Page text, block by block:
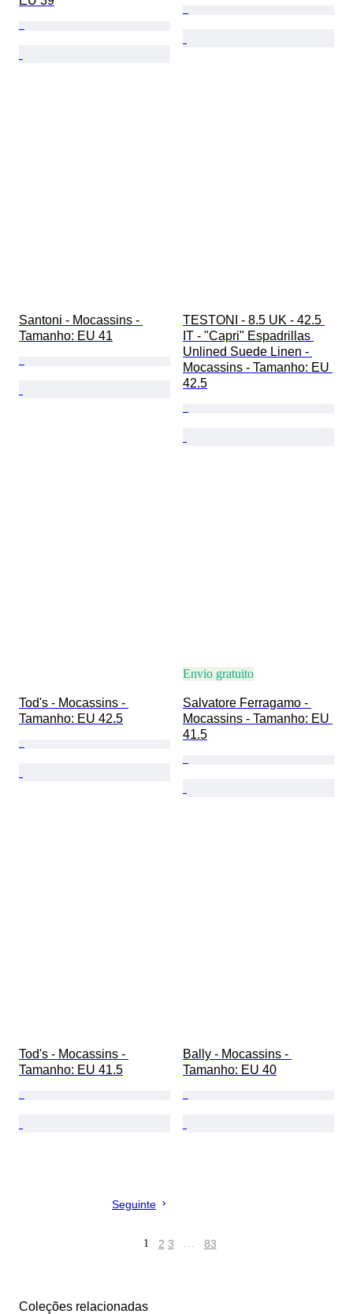
Santoni - Mocassins -
Tamanho: EU 41
TESTONI - 8.5 UK - 42.5
IT - "Capri" Espadrillas
Unlined Suede Linen -
Mocassins - Tamanho: EU
42.5
Tod's - Mocassins -
Tamanho: EU 42.5
Envio gratuito
Salvatore Ferragamo -
Mocassins - Tamanho: EU
41.5
Tod's - Mocassins -
Tamanho: EU 41.5
Bally - Mocassins -
Tamanho: EU 40
Seguinte
1 2 3 … 83
Coleções relacionadas